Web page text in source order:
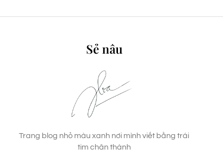
Sẻ nâu
Trang blog nhỏ màu xanh nơi mình viết bằng trái
tim chân thành